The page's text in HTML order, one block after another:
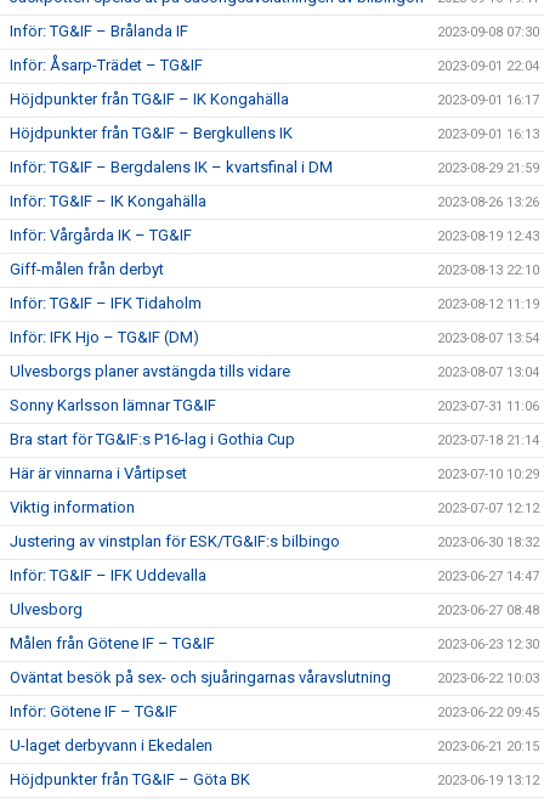
Inför: TG&IF – Brålanda IF 2023-09-08 07:30
Inför: Åsarp-Trädet – TG&IF 2023-09-01 22:04
Höjdpunkter från TG&IF – IK Kongahälla 2023-09-01 16:17
Höjdpunkter från TG&IF – Bergkullens IK 2023-09-01 16:13
Inför: TG&IF – Bergdalens IK – kvartsfinal i DM 2023-08-29 21:59
Inför: TG&IF – IK Kongahälla 2023-08-26 13:26
Inför: Vårgårda IK – TG&IF 2023-08-19 12:43
Giff-målen från derbyt 2023-08-13 22:10
Inför: TG&IF – IFK Tidaholm 2023-08-12 11:19
Inför: IFK Hjo – TG&IF (DM) 2023-08-07 13:54
Ulvesborgs planer avstängda tills vidare 2023-08-07 13:04
Sonny Karlsson lämnar TG&IF 2023-07-31 11:06
Bra start för TG&IF:s P16-lag i Gothia Cup 2023-07-18 21:14
Här är vinnarna i Vårtipset 2023-07-10 10:29
Viktig information 2023-07-07 12:12
Justering av vinstplan för ESK/TG&IF:s bilbingo 2023-06-30 18:32
Inför: TG&IF – IFK Uddevalla 2023-06-27 14:47
Ulvesborg 2023-06-27 08:48
Målen från Götene IF – TG&IF 2023-06-23 12:30
Oväntat besök på sex- och sjuåringarnas våravslutning 2023-06-22 10:03
Inför: Götene IF – TG&IF 2023-06-22 09:45
U-laget derbyvann i Ekedalen 2023-06-21 20:15
Höjdpunkter från TG&IF – Göta BK 2023-06-19 13:12